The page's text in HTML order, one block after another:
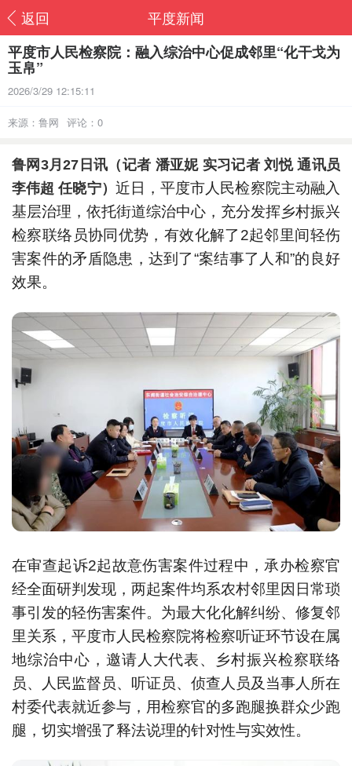
返回
平度新闻
平度市人民检察院：融入综治中心促成邻里“化干戈为
玉帛”
2026/3/29 12:15:11
来源：鲁网 评论：0
鲁网3月27日讯（记者 潘亚妮 实习记者 刘悦 通讯员
李伟超 任晓宁） 近日，平度市人民检察院主动融入
基层治理，依托街道综治中心，充分发挥乡村振兴
检察联络员协同优势，有效化解了2起邻里间轻伤
害案件的矛盾隐患，达到了“案结事了人和”的良好
效果。
在审查起诉2起故意伤害案件过程中，承办检察官
经全面研判发现，两起案件均系农村邻里因日常琐
事引发的轻伤害案件。为最大化化解纠纷、修复邻
里关系，平度市人民检察院将检察听证环节设在属
地综治中心，邀请人大代表、乡村振兴检察联络
员、人民监督员、听证员、侦查人员及当事人所在
村委代表就近参与，用检察官的多跑腿换群众少跑
腿，切实增强了释法说理的针对性与实效性。